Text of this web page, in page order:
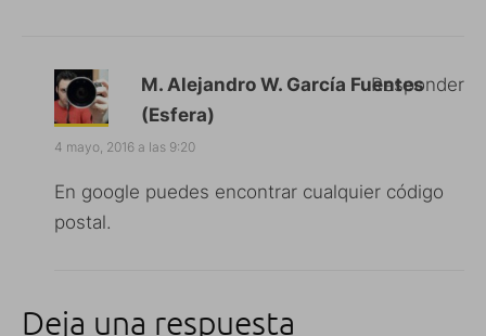
M. Alejandro W. García Fuentes
(Esfera)
4 mayo, 2016 a las 9:20
En google puedes encontrar cualquier código
postal.
Responder
Deja una respuesta